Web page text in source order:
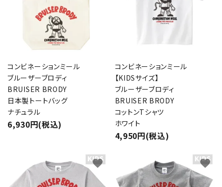
コンビネーションミール
ブルーザーブロディ
BRUISER BRODY
日本製トートバッグ
ナチュラル
6,930円(税込)
コンビネーションミール
【KIDSサイズ】
ブルーザーブロディ
BRUISER BRODY
コットンTシャツ
ホワイト
4,950円(税込)
favorite favorite
キーワード
カテゴリー